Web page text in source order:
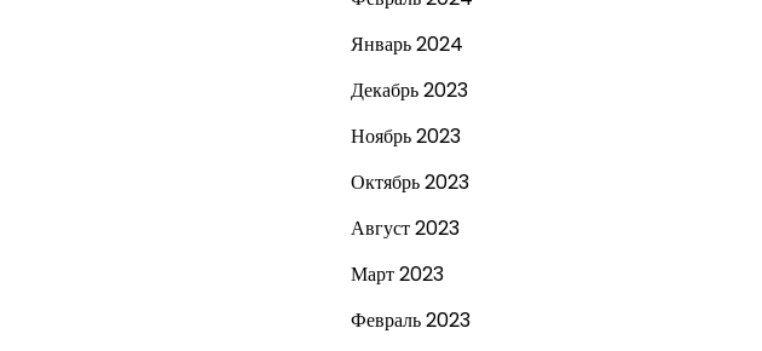
Январь 2024
Декабрь 2023
Ноябрь 2023
Октябрь 2023
Август 2023
Март 2023
Февраль 2023